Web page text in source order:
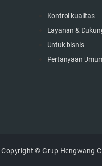
Kontrol kualitas
Layanan &
Untuk bisnis
Pertanyaan
Copyright © Grup Hengwang